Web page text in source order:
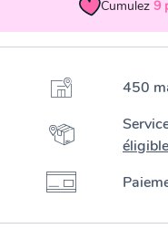
Cumulez 9
450